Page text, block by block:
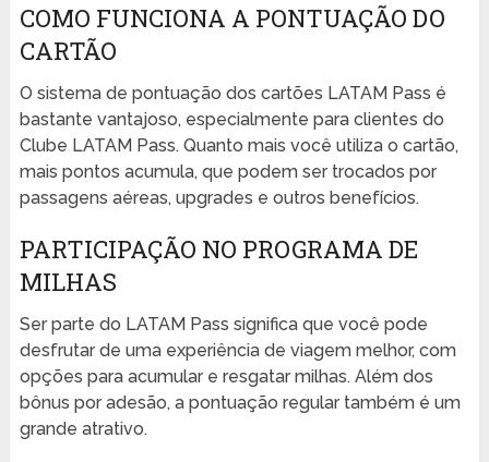
COMO FUNCIONA A PONTUAÇÃO DO
CARTÃO
O sistema de pontuação dos cartões LATAM Pass é
bastante vantajoso, especialmente para clientes do
Clube LATAM Pass. Quanto mais você utiliza o cartão,
mais pontos acumula, que podem ser trocados por
passagens aéreas, upgrades e outros benefícios.
PARTICIPAÇÃO NO PROGRAMA DE
MILHAS
Ser parte do LATAM Pass significa que você pode
desfrutar de uma experiência de viagem melhor, com
opções para acumular e resgatar milhas. Além dos
bônus por adesão, a pontuação regular também é um
grande atrativo.